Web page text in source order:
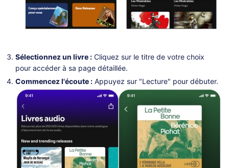
Sélectionnez un livre : Cliquez sur le titre de votre choix
pour accéder à sa page détaillée.
Commencez l'écoute : Appuyez sur "Lecture" pour débuter.